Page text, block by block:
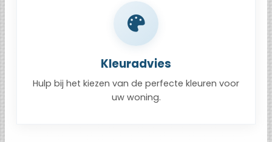
Kleuradvies
Hulp bij het kiezen van de perfecte kleuren voor
uw woning.